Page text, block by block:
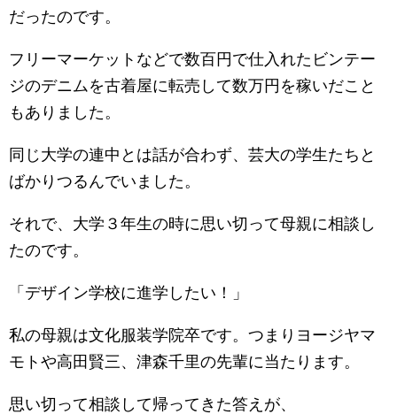
だったのです。
フリーマーケットなどで数百円で仕入れたビンテー
ジのデニムを古着屋に転売して数万円を稼いだこと
もありました。
同じ大学の連中とは話が合わず、芸大の学生たちと
ばかりつるんでいました。
それで、大学３年生の時に思い切って母親に相談し
たのです。
「デザイン学校に進学したい！」
私の母親は文化服装学院卒です。つまりヨージヤマ
モトや高田賢三、津森千里の先輩に当たります。
思い切って相談して帰ってきた答えが、